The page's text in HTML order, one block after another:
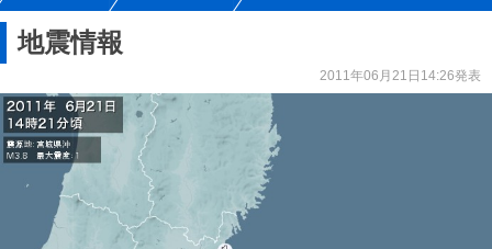
地震情報
2011年06月21日14:26発表